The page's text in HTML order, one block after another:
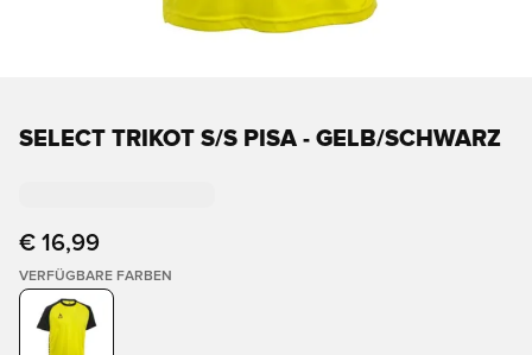
SELECT TRIKOT S/S PISA - GELB/SCHWARZ
€ 16,99
VERFÜGBARE FARBEN